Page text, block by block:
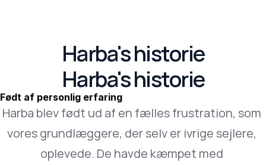
Harba's historie
Harba's historie
Født af personlig erfaring
Harba blev født ud af en fælles frustration, som
vores grundlæggere, der selv er ivrige sejlere,
oplevede. De havde kæmpet med